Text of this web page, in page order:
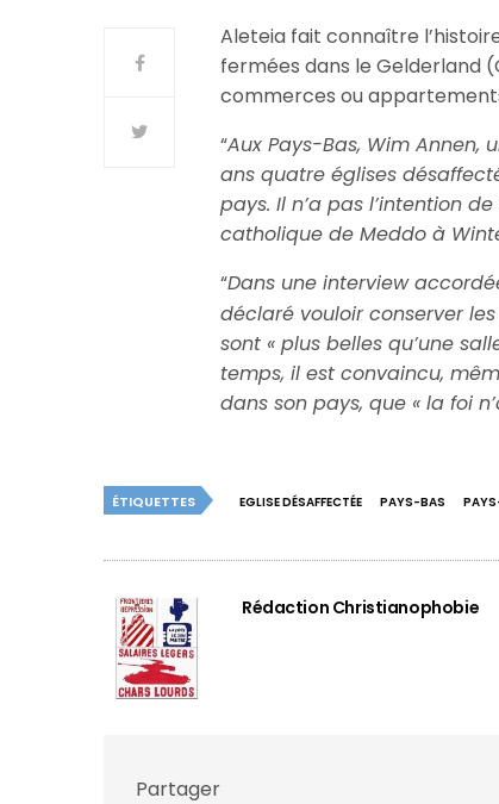
Aleteia fait connaître
fermées dans le Gelderland
commerces ou
“Aux Pays-Bas, Wim
ans quatre églises
pays. Il n’a pas l’intention
catholique de Meddo à
“Dans une interview
déclaré vouloir conserver
sont « plus belles qu’une
temps, il est convaincu,
dans son pays, que « la foi
ÉTIQUETTES EGLISE DÉSAFFECTÉE PAYS-BAS
Rédaction Christianophobie
Partager